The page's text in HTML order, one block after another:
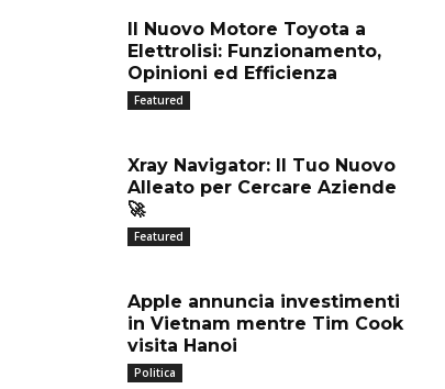
Il Nuovo Motore Toyota a
Elettrolisi: Funzionamento,
Opinioni ed Efficienza
Featured
Xray Navigator: Il Tuo Nuovo
Alleato per Cercare Aziende
🚀
Featured
Apple annuncia investimenti
in Vietnam mentre Tim Cook
visita Hanoi
Politica